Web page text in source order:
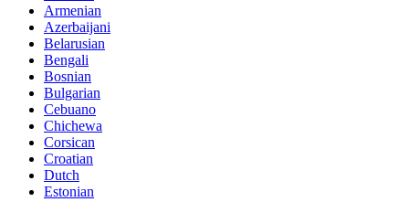
Armenian
Azerbaijani
Belarusian
Bengali
Bosnian
Bulgarian
Cebuano
Chichewa
Corsican
Croatian
Dutch
Estonian